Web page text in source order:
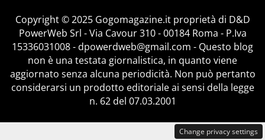
Copyright © 2025 Gogomagazine.it proprietà di D&D
PowerWeb Srl - Via Cavour 310 - 00184 Roma - P.Iva
15336031008 - dpowerdweb@gmail.com - Questo blog
non è una testata giornalistica, in quanto viene
aggiornato senza alcuna periodicità. Non può pertanto
considerarsi un prodotto editoriale ai sensi della legge
n. 62 del 07.03.2001
Change privacy settings